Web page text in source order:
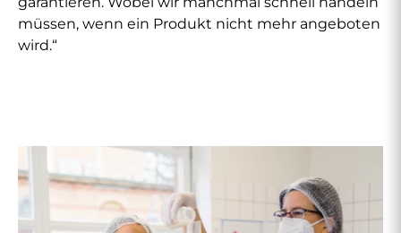
müssen, wenn ein Produkt nicht mehr angeboten
wird.“